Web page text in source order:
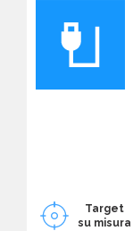
Target
su misura